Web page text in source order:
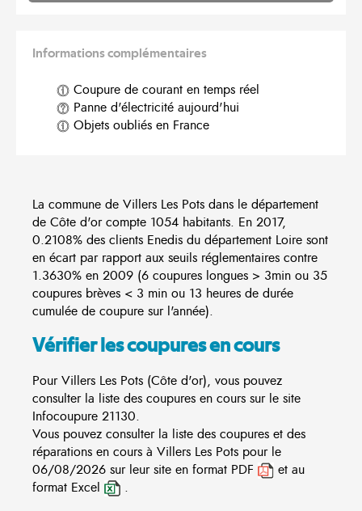
Informations complémentaires
Coupure de courant en temps réel
Panne d'électricité aujourd'hui
Objets oubliés en France
La commune de Villers Les Pots dans le département
de Côte d'or compte 1054 habitants. En 2017,
0.2108% des clients Enedis du département Loire sont
en écart par rapport aux seuils réglementaires contre
1.3630% en 2009 (6 coupures longues > 3min ou 35
coupures brèves < 3 min ou 13 heures de durée
cumulée de coupure sur l'année).
Vérifier les coupures en cours
Pour Villers Les Pots (Côte d'or), vous pouvez
consulter la liste des coupures en cours sur le site
Infocoupure 21130.
Vous pouvez consulter la liste des coupures et des
réparations en cours à Villers Les Pots pour le
06/08/2026 sur leur site en format PDF
et au
format Excel
.